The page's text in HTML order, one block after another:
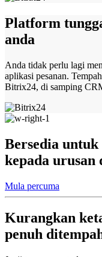
Platform
anda
Anda tidak perlu lagi
aplikasi pesanan.
Bitrix24, di samping
Bersedia
kepada urusan
Mula percuma
Kurangkan
penuh